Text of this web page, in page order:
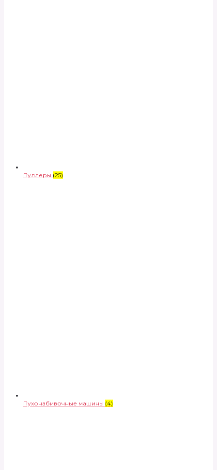
Пуллеры (25)
Пухонабивочные машины (4)